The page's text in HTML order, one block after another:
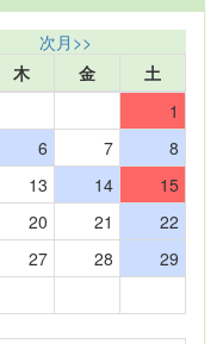
次月>>
木 金
土
1
6 7
8
13 14
15
20 21
22
27 28
29